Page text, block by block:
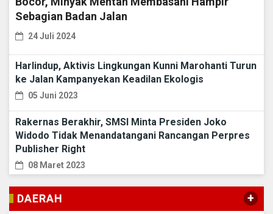
Sebagian Badan Jalan
24 Juli 2024
Harlindup, Aktivis Lingkungan Kunni Marohanti Turun
ke Jalan Kampanyekan Keadilan Ekologis
05 Juni 2023
Rakernas Berakhir, SMSI Minta Presiden Joko
Widodo Tidak Menandatangani Rancangan Perpres
Publisher Right
08 Maret 2023
DAERAH +